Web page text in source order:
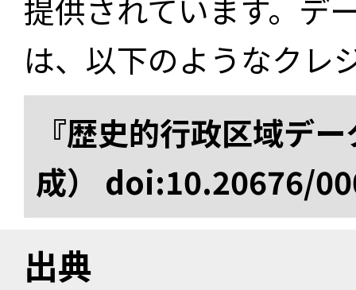
提供されています。デ
は、以下のようなクレ
『歴史的行政区域デ
成） doi:10.20676/
出典